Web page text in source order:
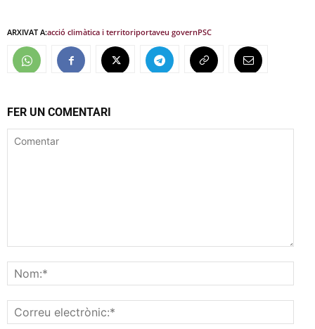
ARXIVAT A:acció climàtica i territoriportaveu governPSC
FER UN COMENTARI